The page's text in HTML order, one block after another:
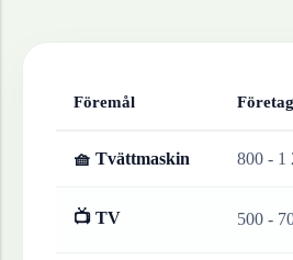
Föremål
🧺 Tvättmaskin 800 - 1
📺 TV 500 -